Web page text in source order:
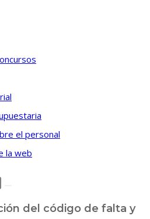
el personal
la web
del código de falta y